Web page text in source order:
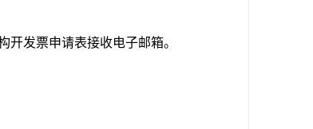
开发票申请表接收电子邮箱。